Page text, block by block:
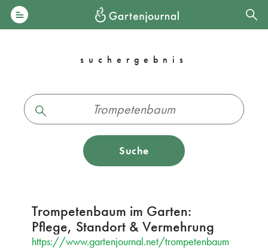
suchergebnis
Suche
Trompetenbaum im Garten:
Pflege, Standort & Vermehrung
https://www.gartenjournal.net/trompetenbaum